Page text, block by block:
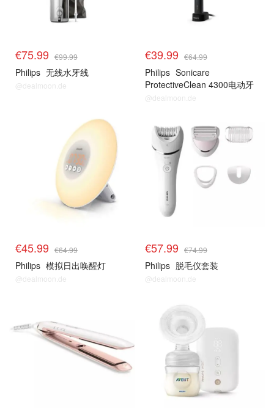
€75.99 €99.99
Philips 无线水牙线
@dealmoon.de
€39.99 €64.99
Philips Sonicare
ProtectiveClean 4300电动牙
刷
@dealmoon.de
€45.99 €64.99
Philips 模拟日出唤醒灯
@dealmoon.de
€57.99 €74.99
Philips 脱毛仪套装
@dealmoon.de